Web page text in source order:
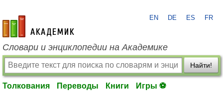
academic.ru
EN DE ES FR
Словари и энциклопедии на Академике
Найти!
Толкования Переводы Книги Игры ⚽